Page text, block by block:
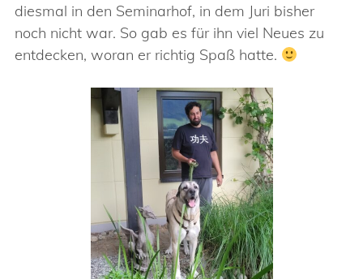
diesmal in den Seminarhof, in dem Juri bisher
noch nicht war. So gab es für ihn viel Neues zu
entdecken, woran er richtig Spaß hatte.